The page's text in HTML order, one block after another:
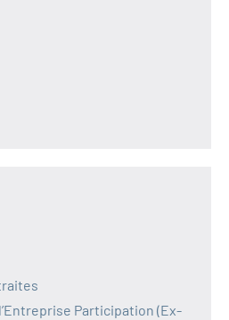
Participation (Ex-